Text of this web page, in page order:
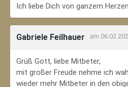
Ich liebe Dich von ganzem
Gabriele Feilhauer am
Grüß Gott, liebe Mitbeter,
mit großer Freude nehme ich
wieder mehr Mitbeter in den